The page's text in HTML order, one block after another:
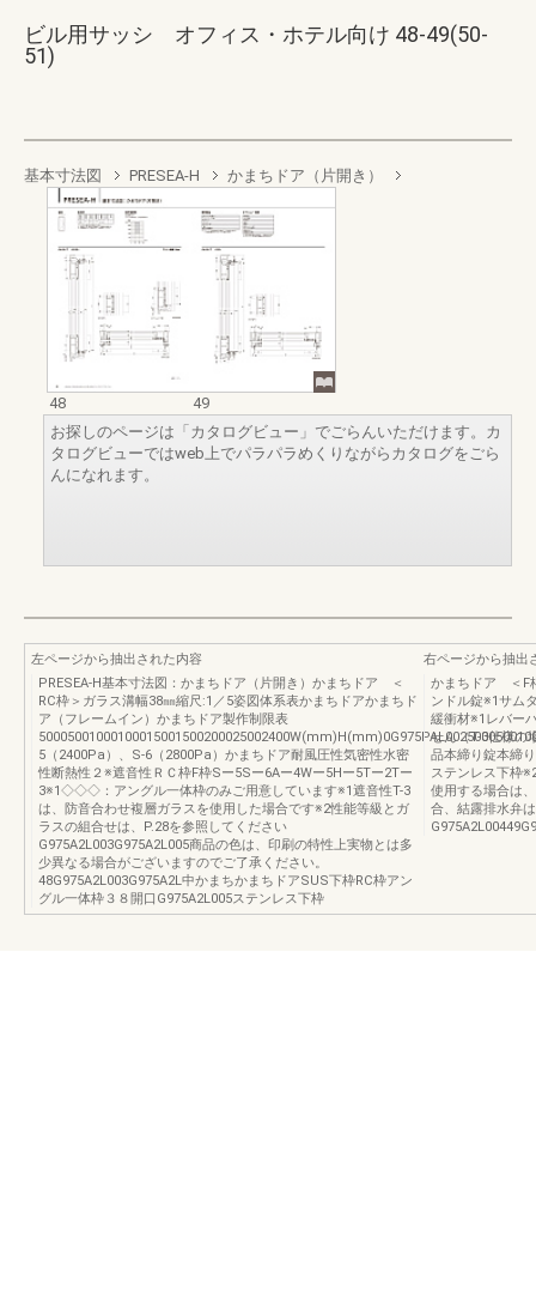
ビル用サッシ オフィス・ホテル向け 48-49(50-
51)
基本寸法図 PRESEA-H かまちドア（片開き）
48
49
お探しのページは「カタログビュー」でごらんいただけます。カ
タログビューではweb上でパラパラめくりながらカタログをごら
んになれます。
左ページから抽出された内容
PRESEA-H基本寸法図：かまちドア（片開き）かまちドア ＜
RC枠＞ガラス溝幅38㎜縮尺:1／5姿図体系表かまちドアかまちド
ア（フレームイン）かまちドア製作制限表
5（2400Pa）、S-6（2800Pa）かまちドア耐風圧性気密性水密
性断熱性２※遮音性ＲＣ枠F枠Sー5Sー6Aー4Wー5Hー5Tー2Tー
3※1◇◇◇：アングル一体枠のみご用意しています※1遮音性T-3
は、防音合わせ複層ガラスを使用した場合です※2性能等級とガ
ラスの組合せは、P.28を参照してください
G975A2L003G975A2L005商品の色は、印刷の特性上実物とは多
少異なる場合がございますのでご了承ください。
48G975A2L003G975A2L中かまちかまちドアSUS下枠RC枠アン
グル一体枠３８開口G975A2L005ステンレス下枠
右ページから抽出
かまちドア ＜F
ンドル錠※1サム
緩衝材※1レバー
せん（T-3仕様の
品本締り錠本締
ステンレス下枠
使用する場合は
合、結露排水弁